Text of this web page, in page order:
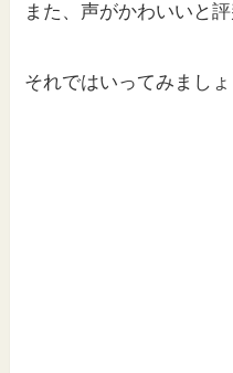
また、声がかわいいと
それではいってみましょ